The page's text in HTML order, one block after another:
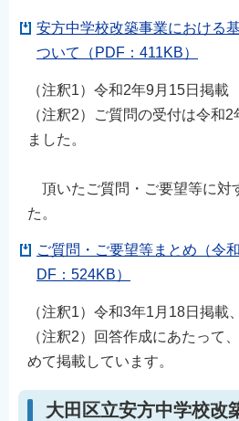
安方中学校改築事業における
ついて（PDF：411KB）
（注釈1）令和2年9月15日掲載
（注釈2）ご質問の受付は令和
ました。
頂いたご質問・ご要望等に対
た。
ご質問・ご要望等まとめ（令
DF：524KB）
（注釈1）令和3年1月18日掲載
（注釈2）回答作成にあたって
めて掲載しています。
大田区立安方中学校改